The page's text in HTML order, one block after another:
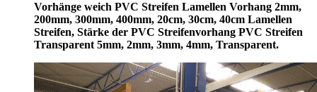
Vorhänge weich PVC Streifen Lamellen Vorhang 2mm,
200mm, 300mm, 400mm, 20cm, 30cm, 40cm Lamellen
Streifen, Stärke der PVC Streifenvorhang PVC Streifen
Transparent 5mm, 2mm, 3mm, 4mm, Transparent.